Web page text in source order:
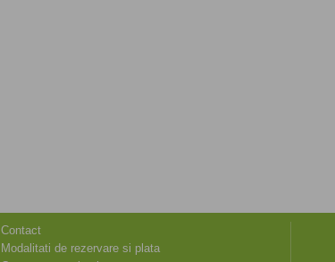
Contact
Modalitati de rezervare si plata